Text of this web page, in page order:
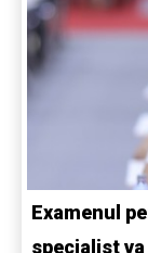
Examenul
specialist